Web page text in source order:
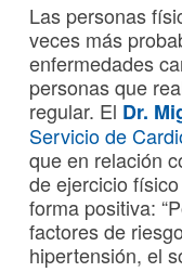
Las personas
veces más
enfermedades
personas que
regular. El Dr.
Servicio de
que en relación
de ejercicio
forma positiva:
factores de
hipertensión, el